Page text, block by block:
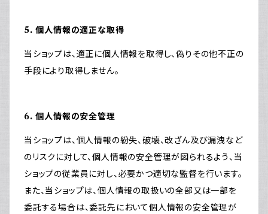
5. 個人情報の適正な取得
当ショップは、適正に個人情報を取得し、偽りその他不正の
手段により取得しません。
6. 個人情報の安全管理
当ショップは、個人情報の紛失、破壊、改ざん及び漏洩など
のリスクに対して、個人情報の安全管理が図られるよう、当
ショップの従業員に対し、必要かつ適切な監督を行います。
また、当ショップは、個人情報の取扱いの全部又は一部を
委託する場合は、委託先において個人情報の安全管理が